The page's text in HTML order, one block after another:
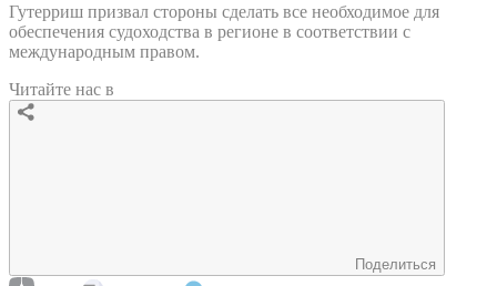
Гутерриш призвал стороны сделать все необходимое для
обеспечения судоходства в регионе в соответствии с
международным правом.
Читайте нас в
Поделиться